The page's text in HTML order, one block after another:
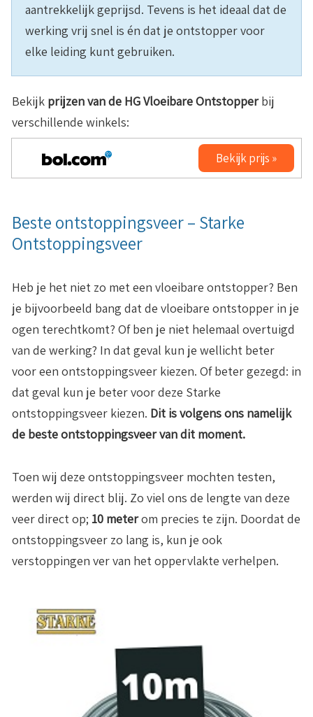
aantrekkelijk geprijsd. Tevens is het ideaal dat de
werking vrij snel is én dat je ontstopper voor
elke leiding kunt gebruiken.
Bekijk prijzen van de HG Vloeibare Ontstopperbij
verschillende winkels:
Bekijk prijs »
Beste ontstoppingsveer – Starke
Ontstoppingsveer
Heb je het niet zo met een vloeibare ontstopper? Ben
je bijvoorbeeld bang dat de vloeibare ontstopper in je
ogen terechtkomt? Of ben je niet helemaal overtuigd
van de werking? In dat geval kun je wellicht beter
voor een ontstoppingsveer kiezen. Of beter gezegd: in
dat geval kun je beter voor deze Starke
ontstoppingsveer kiezen. Dit is volgens ons namelijk
de beste ontstoppingsveer van dit moment.
Toen wij deze ontstoppingsveer mochten testen,
werden wij direct blij. Zo viel ons de lengte van deze
veer direct op; 10 meterom precies te zijn. Doordat de
ontstoppingsveer zo lang is, kun je ook
verstoppingen ver van het oppervlakte verhelpen.